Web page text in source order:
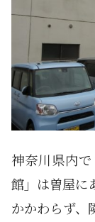
神奈川県内
館」は曽屋に
かかわらず、